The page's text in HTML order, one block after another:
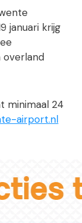
januari krijg
minimaal 24
airport.nl